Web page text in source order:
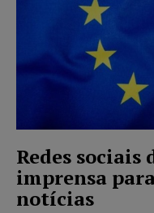
Redes sociais
imprensa
notícias